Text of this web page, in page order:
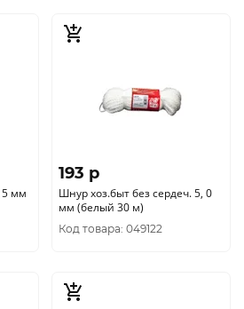
193 p
Шнур хоз.быт без сердеч. 5, 0
мм (белый 30 м)
Код товара: 049122